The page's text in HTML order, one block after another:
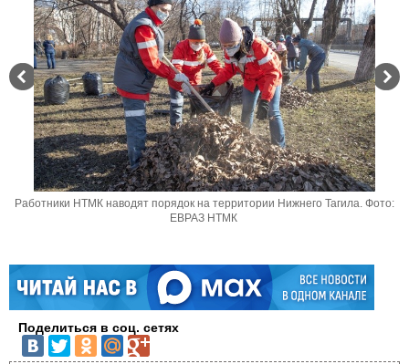
Работники НТМК наводят порядок на территории Нижнего Тагила. Фото:
ЕВРАЗ НТМК
Поделиться в соц. сетях